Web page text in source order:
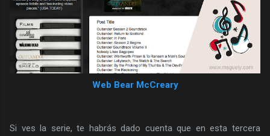
Web Bear McCreary
Si ves la serie, te habrás dado cuenta que en esta tercera